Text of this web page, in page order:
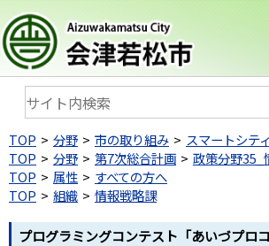
TOP 分野 市の取り組み
スマートシティ
TOP
分野 第7次総合計画
政策分野35_
TOP
属性
すべての方へ
TOP
組織 情報戦略課
プログラミングコンテスト「あいづプロ